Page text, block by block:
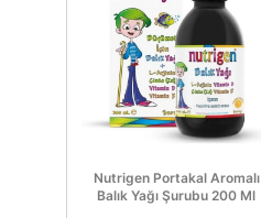
Nutrigen Portakal Aromalı
Balık Yağı Şurubu 200 Ml